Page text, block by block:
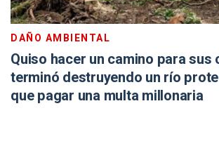
DAÑO AMBIENTAL
Quiso hacer un camino para sus
terminó destruyendo un río
que pagar una multa millonaria